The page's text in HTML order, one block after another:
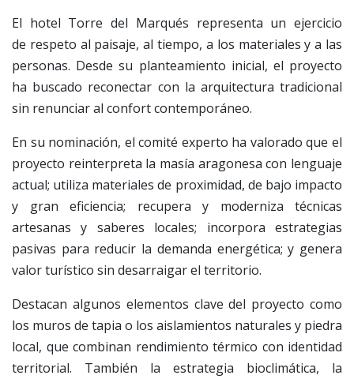
El hotel Torre del Marqués representa un ejercicio
de respeto al paisaje, al tiempo, a los materiales y a las
personas. Desde su planteamiento inicial, el proyecto
ha buscado reconectar con la arquitectura tradicional
sin renunciar al confort contemporáneo.
En su nominación, el comité experto ha valorado que el
proyecto reinterpreta la masía aragonesa con lenguaje
actual; utiliza materiales de proximidad, de bajo impacto
y gran eficiencia; recupera y moderniza técnicas
artesanas y saberes locales; incorpora estrategias
pasivas para reducir la demanda energética; y genera
valor turístico sin desarraigar el territorio.
Destacan algunos elementos clave del proyecto como
los muros de tapia o los aislamientos naturales y piedra
local, que combinan rendimiento térmico con identidad
territorial. También la estrategia bioclimática, la